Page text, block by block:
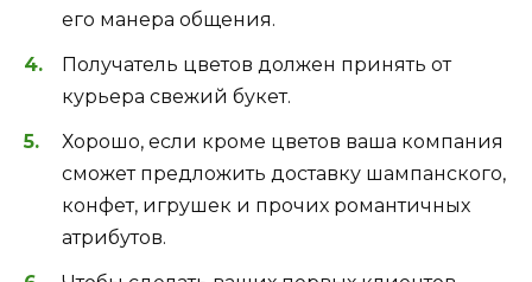
его манера общения.
Получатель цветов должен принять от
курьера свежий букет.
Хорошо, если кроме цветов ваша компания
сможет предложить доставку шампанского,
конфет, игрушек и прочих романтичных
атрибутов.